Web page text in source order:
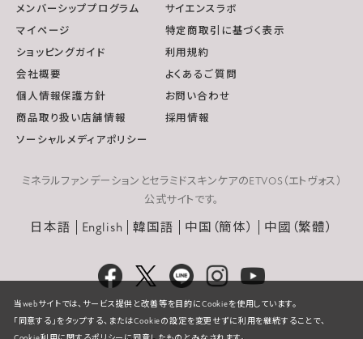
メンバーシッププログラム
サイエンスラボ
マイページ
特定商取引に基づく表示
ショッピングガイド
利用規約
会社概要
よくあるご質問
個人情報保護方針
お問い合わせ
商品取り扱い店舗情報
採用情報
ソーシャルメディアポリシー
ミネラルファンデーションとセラミドスキンケアのETVOS（エトヴォス）
公式サイトです。
日本語 English 韓国語 中国（簡体） 中國（繁體）
当webサイトでは、サービス提供と改善等を目的にCookieを使用しています。
「同意する」をタップする、またはCookieの設定を変更せずに利用を継続することで、